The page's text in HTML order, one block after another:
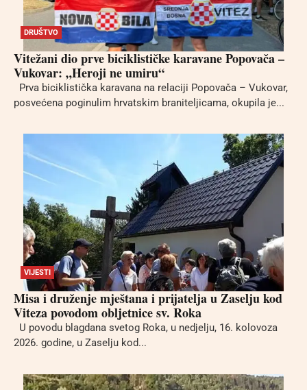
DRUŠTVO
Vitežani dio prve biciklističke karavane Popovača –
Vukovar: „Heroji ne umiru“
Prva biciklistička karavana na relaciji Popovača – Vukovar,
posvećena poginulim hrvatskim braniteljicama, okupila je...
VIJESTI
Misa i druženje mještana i prijatelja u Zaselju kod
Viteza povodom obljetnice sv. Roka
U povodu blagdana svetog Roka, u nedjelju, 16. kolovoza
2026. godine, u Zaselju kod...